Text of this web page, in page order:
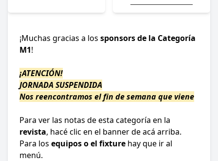
¡Muchas gracias a los sponsors de la Categoría
M1!
¡ATENCIÓN!
JORNADA SUSPENDIDA
Nos reencontramos el fin de semana que viene
Para ver las notas de esta categoría en la
revista, hacé clic en el banner de acá arriba.
Para los equipos o el fixture hay que ir al
menú.